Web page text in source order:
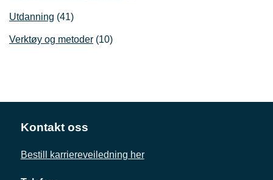
Utdanning (41)
Verktøy og metoder (10)
Kontakt oss
Bestill karriereveiledning her